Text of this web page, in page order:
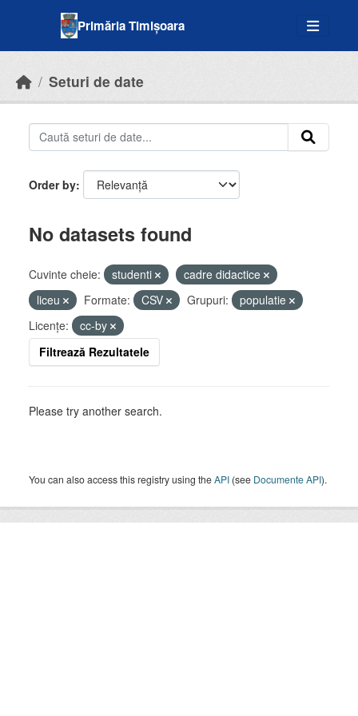
Primăria Timișoara
Seturi de date
Order by
No datasets found
Cuvinte cheie: studenti
cadre didactice
liceu
Formate: CSV Grupuri:
populatie
Licenţe:
cc-by
Filtrează Rezultatele
Please try another search.
You can also access this registry using theAPI (see Documente API).